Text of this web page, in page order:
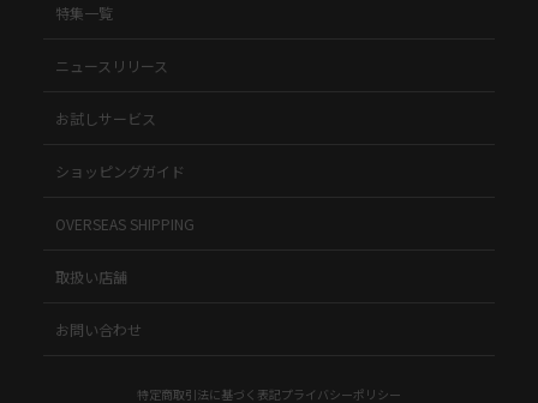
特集一覧
ニュースリリース
お試しサービス
ショッピングガイド
OVERSEAS SHIPPING
取扱い店舗
お問い合わせ
特定商取引法に基づく表記プライバシーポリシー